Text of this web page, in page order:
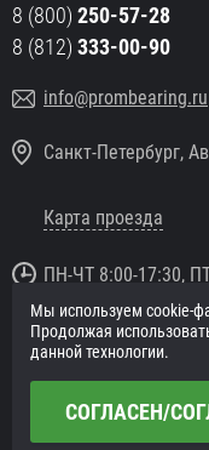
8 (800) 250-57-28
8 (812) 333-00-90
info@prombearing.ru
Санкт-Петербург,
Карта проезда
ПН-ЧТ 8:00-17:30,
© 2016
Подшипники оптом и в
Сайт разработан в
Мы используем cookie-
Продолжая
данной технологии.
СОГЛАСЕН/